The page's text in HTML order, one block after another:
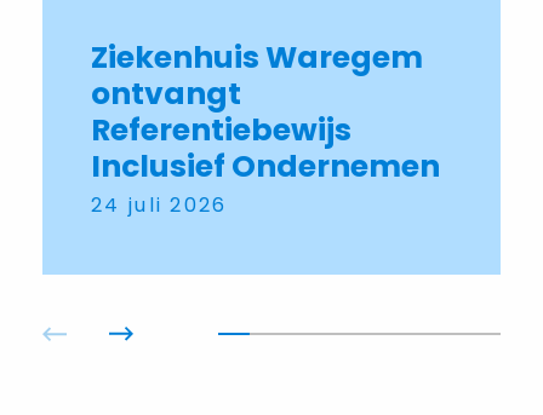
Ziekenhuis Waregem
ontvangt
Referentiebewijs
Inclusief Ondernemen
24 juli 2026